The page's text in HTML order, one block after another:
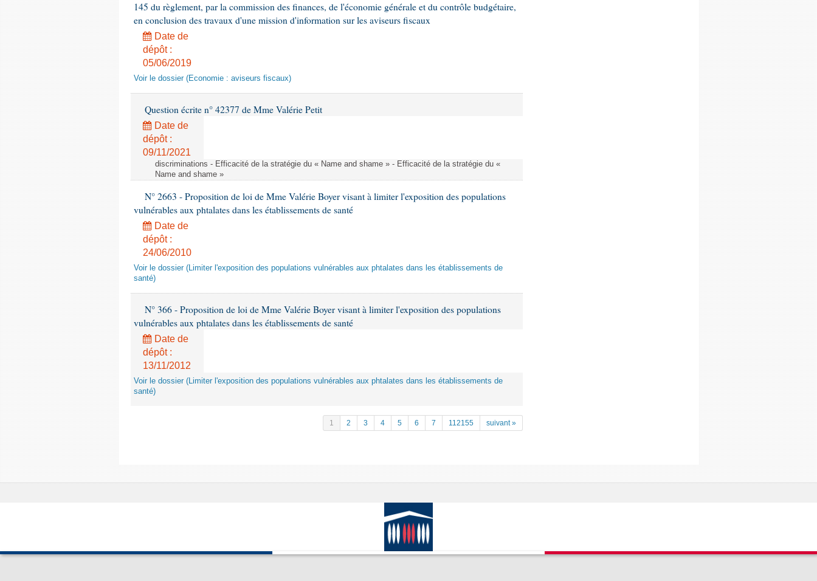
145 du règlement, par la commission des finances, de l'économie générale et du contrôle budgétaire,
en conclusion des travaux d'une mission d'information sur les aviseurs fiscaux
Date de
dépôt :
05/06/2019
Voir le dossier (Economie : aviseurs fiscaux)
Question écrite n° 42377 de Mme Valérie Petit
Date de
dépôt :
09/11/2021
discriminations - Efficacité de la stratégie du « Name and shame » - Efficacité de la stratégie du «
Name and shame »
N° 2663 - Proposition de loi de Mme Valérie Boyer visant à limiter l'exposition des populations
vulnérables aux phtalates dans les établissements de santé
Date de
dépôt :
24/06/2010
Voir le dossier (Limiter l'exposition des populations vulnérables aux phtalates dans les établissements de
santé)
N° 366 - Proposition de loi de Mme Valérie Boyer visant à limiter l'exposition des populations
vulnérables aux phtalates dans les établissements de santé
Date de
dépôt :
13/11/2012
Voir le dossier (Limiter l'exposition des populations vulnérables aux phtalates dans les établissements de
santé)
1 2 3 4 5 6 7 112155 suivant »